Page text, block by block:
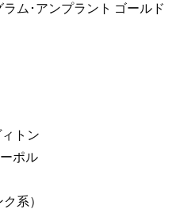
ム･アンプラント ゴールド
トン
ポル
系）